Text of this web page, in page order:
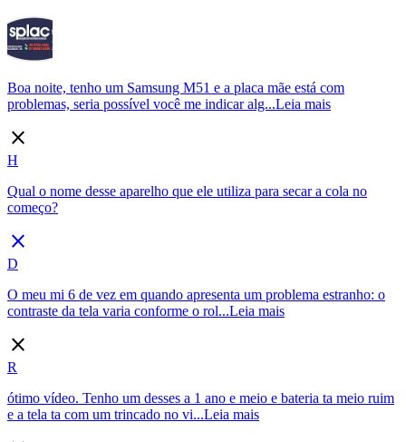
Boa noite, tenho um Samsung M51 e a placa mãe está com
problemas, seria possível você me indicar alg...Leia mais
close
H
Qual o nome desse aparelho que ele utiliza para secar a cola no
começo?
close
D
O meu mi 6 de vez em quando apresenta um problema estranho: o
contraste da tela varia conforme o rol...Leia mais
close
R
ótimo vídeo. Tenho um desses a 1 ano e meio e bateria ta meio ruim
e a tela ta com um trincado no vi...Leia mais